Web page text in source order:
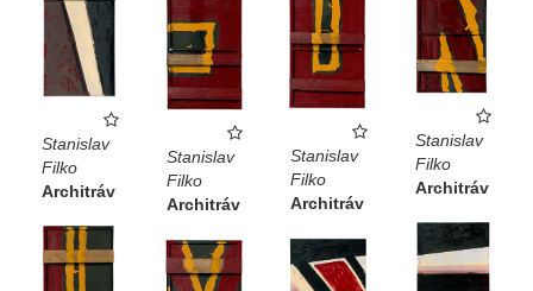
Stanislav
Filko
Architráv
Stanislav
Filko
Architráv
Stanislav
Filko
Architráv
Stanislav
Filko
Architráv